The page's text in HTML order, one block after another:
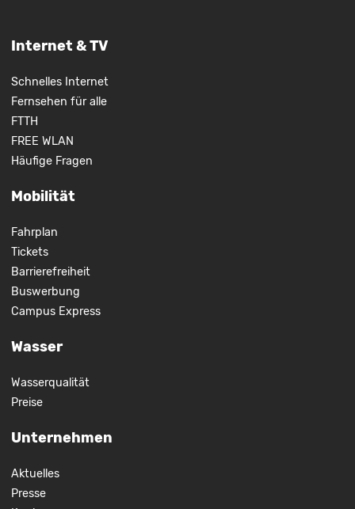
Internet & TV
Schnelles Internet
Fernsehen für alle
FTTH
FREE WLAN
Häufige Fragen
Mobilität
Fahrplan
Tickets
Barrierefreiheit
Buswerbung
Campus Express
Wasser
Wasserqualität
Preise
Unternehmen
Aktuelles
Presse